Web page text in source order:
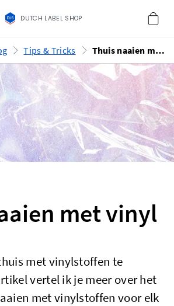
DUTCH LABEL SHOP
Tips & Tricks Thuis naaien met vinyl
met vinyl
met vinylstoffen te
vertel ik je meer over het
met vinylstoffen voor elk